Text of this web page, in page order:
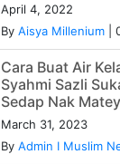
April 4, 2022
By Aisya Millenium
Cara Buat Air
Syahmi Sazli
Sedap Nak
March 31, 2023
By Admin I Muslim